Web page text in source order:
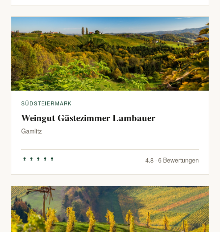
SÜDSTEIERMARK
Weingut Gästezimmer Lambauer
Gamlitz
4.8 · 6 Bewertungen